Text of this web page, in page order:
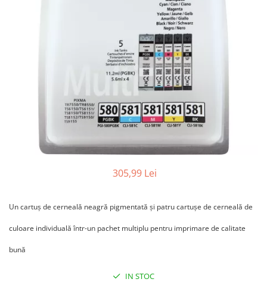
305,99 Lei
Un cartuş de cerneală neagră pigmentată şi patru cartuşe de cerneală de
culoare individuală într-un pachet multiplu pentru imprimare de calitate
bună
IN STOC